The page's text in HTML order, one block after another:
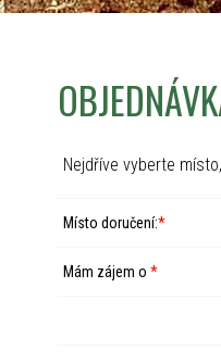
Nejdříve vyberte
Místo doručení:*
Mám zájem o *